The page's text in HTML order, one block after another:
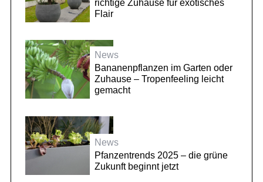
richtige Zuhause für exotisches
Flair
News
Bananenpflanzen im Garten oder
Zuhause – Tropenfeeling leicht
gemacht
News
Pfanzentrends 2025 – die grüne
Zukunft beginnt jetzt